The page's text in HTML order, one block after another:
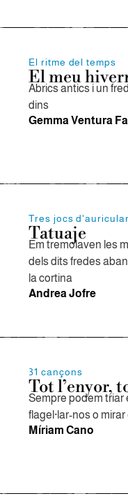
El ritme del temps
El meu
Abrics antics i un
dins
Gemma Ventura
Tres jocs
Tatuaje
Em tremolaven les
dels dits fredes
la cortina
Andrea Jofre
31 cançons
Tot l’enyor,
Sempre podem triar
flagel·lar-nos o
Míriam Cano